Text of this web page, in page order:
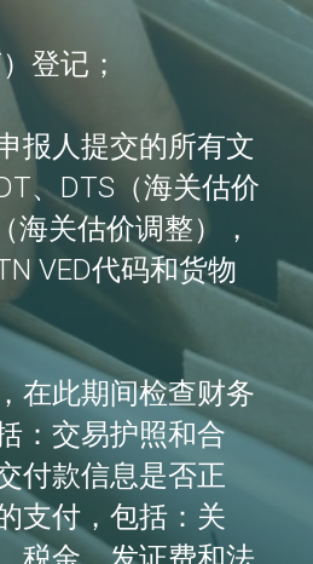
登记；
报人提交的所有文
、DTS（海关估价
海关估价调整），
VED代码和货物
在此期间检查财务
：交易护照和合
付款信息是否正
支付，包括：关